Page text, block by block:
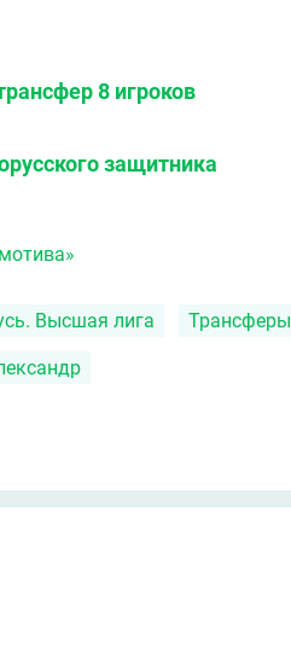
8 игроков
защитника
Высшая лига Трансферы